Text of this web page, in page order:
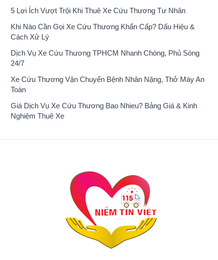
5 Lợi Ích Vượt Trội Khi Thuê Xe Cứu Thương Tư Nhân
Khi Nào Cần Gọi Xe Cứu Thương Khẩn Cấp? Dấu Hiệu &
Cách Xử Lý
Dịch Vụ Xe Cứu Thương TPHCM Nhanh Chóng, Phủ Sóng
24/7
Xe Cứu Thương Vận Chuyển Bệnh Nhân Nặng, Thở Máy An
Toàn
Giá Dịch Vụ Xe Cứu Thương Bao Nhieu? Bảng Giá & Kinh
Nghiệm Thuê Xe